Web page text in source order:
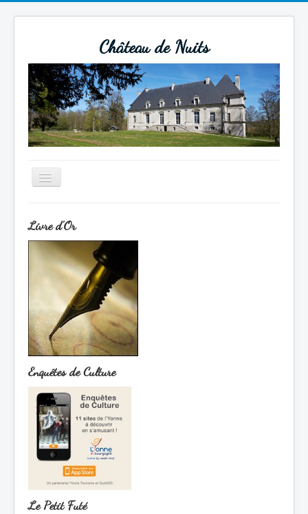
Château de Nuits
Basculer
la
Un peu d'histoire
Beaucoup d'histoire
Tourisme
Livre d'Or
Enquêtes de Culture
Le Petit Futé